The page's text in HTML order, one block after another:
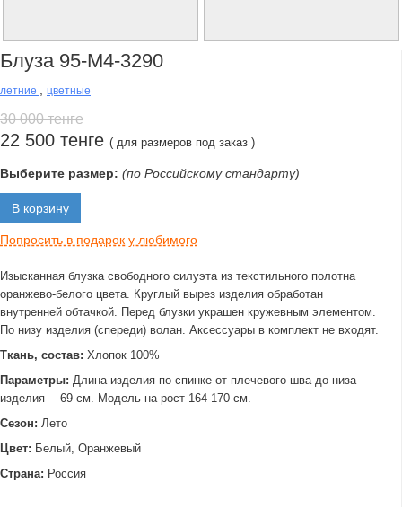
Блуза 95-М4-3290
летние цветные
30 000 тенге
22 500 тенге ( для размеров под заказ )
Выберите размер: (по Российскому стандарту)
В корзину
Попросить в подарок у любимого
Изысканная блузка свободного силуэта из текстильного полотна
оранжево-белого цвета. Круглый вырез изделия обработан
внутренней обтачкой. Перед блузки украшен кружевным элементом.
По низу изделия (спереди) волан. Аксессуары в комплект не входят.
Ткань, состав: Хлопок 100%
Параметры: Длина изделия по спинке от плечевого шва до низа
изделия —69 см. Модель на рост 164-170 см.
Сезон: Лето
Цвет: Белый, Оранжевый
Страна: Россия